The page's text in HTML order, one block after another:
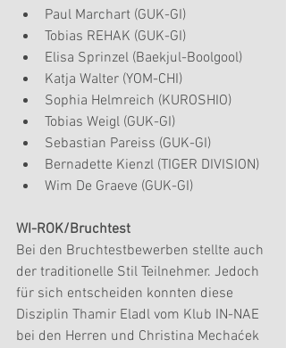
Paul Marchart (GUK-GI)
Tobias REHAK (GUK-GI)
Elisa Sprinzel (Baekjul-Boolgool)
Katja Walter (YOM-CHI)
Sophia Helmreich (KUROSHIO)
Tobias Weigl (GUK-GI)
Sebastian Pareiss (GUK-GI)
Bernadette Kienzl (TIGER DIVISION)
Wim De Graeve (GUK-GI)
WI-ROK/Bruchtest
Bei den Bruchtestbewerben stellte auch
der traditionelle Stil Teilnehmer. Jedoch
für sich entscheiden konnten diese
Disziplin Thamir Eladl vom Klub IN-NAE
bei den Herren und Christina Mechaćek